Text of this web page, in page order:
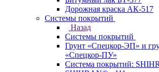
Дорожная краска АК-517
Системы покрытий
Назад
Системы покрытий
Грунт «Спецкор-ЭП» и
«Спецкор-ПУ»
Система покрытий: